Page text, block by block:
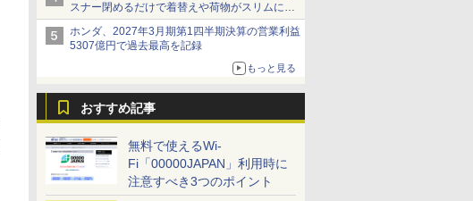
スナー閉めるだけで着替えや荷物がスリムにま
とまる
ホンダ、2027年3月期第1四半期決算の営業利益
5307億円で過去最高を記録
もっと見る
おすすめ記事
無料で使えるWi-
Fi「00000JAPAN」利用時に
注意すべき3つのポイント